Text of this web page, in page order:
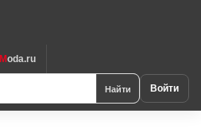
Moda.ru
Найти Войти